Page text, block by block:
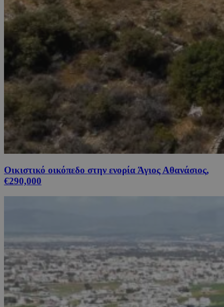
Οικιστικό οικόπεδο στην ενορία Άγιος Αθανάσιος,
€290,000